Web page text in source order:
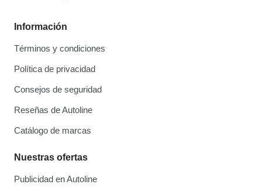
Información
Términos y condiciones
Política de privacidad
Consejos de seguridad
Reseñas de Autoline
Catálogo de marcas
Nuestras ofertas
Publicidad en Autoline